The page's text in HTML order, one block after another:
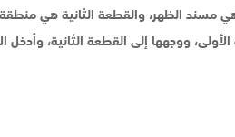
الظهر، والقطعة الثانية هي
ووجهها إلى القطعة الثانية،